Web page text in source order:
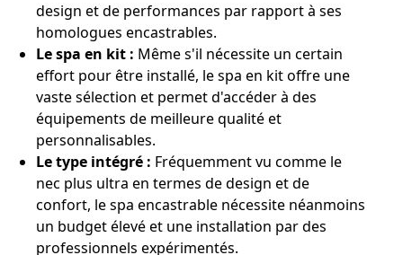
design et de performances par rapport à ses
homologues encastrables.
Le spa en kit : Même s'il nécessite un certain
effort pour être installé, le spa en kit offre une
vaste sélection et permet d'accéder à des
équipements de meilleure qualité et
personnalisables.
Le type intégré : Fréquemment vu comme le
nec plus ultra en termes de design et de
confort, le spa encastrable nécessite néanmoins
un budget élevé et une installation par des
professionnels expérimentés.